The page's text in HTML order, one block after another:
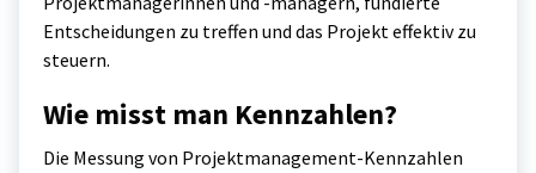
Entscheidungen zu treffen und das Projekt effektiv zu
steuern.
Wie misst man Kennzahlen?
Die Messung von Projektmanagement-Kennzahlen